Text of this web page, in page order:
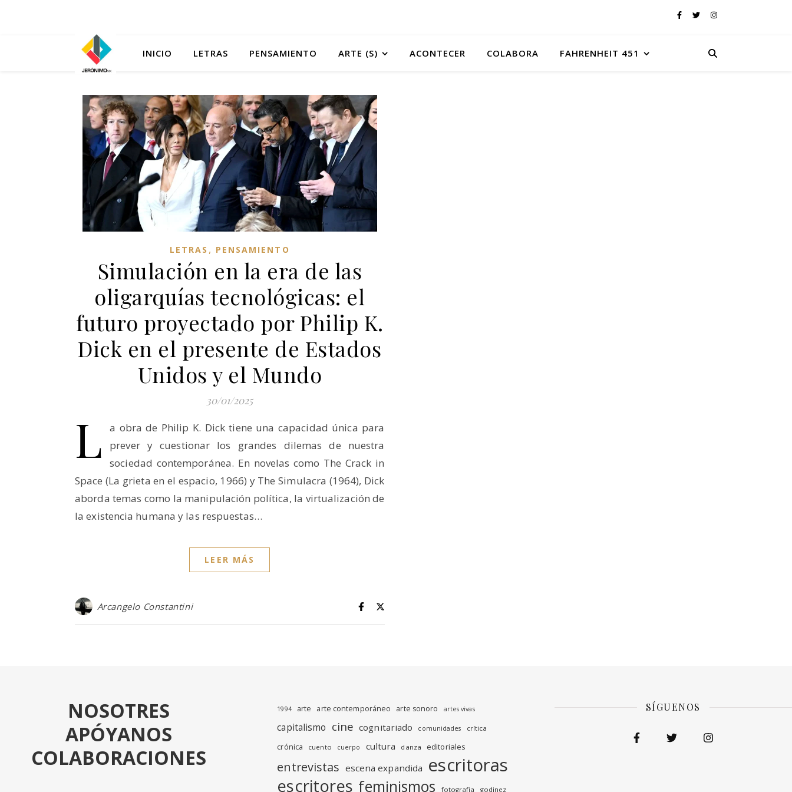
INICIO LETRAS PENSAMIENTO ARTE (S) ACONTECER COLABORA FAHRENHEIT 451
LETRAS , PENSAMIENTO
Simulación en la era de las
oligarquías tecnológicas: el
futuro proyectado por Philip K.
Dick en el presente de Estados
Unidos y el Mundo
30/01/2025
L
a obra de Philip K. Dick tiene una capacidad única para
prever y cuestionar los grandes dilemas de nuestra
sociedad contemporánea. En novelas como The Crack in
Space (La grieta en el espacio, 1966) y The Simulacra (1964), Dick
aborda temas como la manipulación política, la virtualización de
la existencia humana y las respuestas…
LEER MÁS
Arcangelo Constantini
NOSOTRES
APÓYANOS
COLABORACIONES
1994 arte arte contemporáneo arte sonoro artes vivas
capitalismo cine cognitariado comunidades crítica
crónica cuento cuerpo cultura danza editoriales
entrevistas escena expandida escritoras
escritores feminismos fotografia godinez
SÍGUENOS